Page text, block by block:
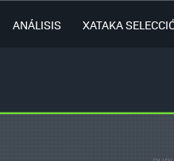
ANÁLISIS XATAKA